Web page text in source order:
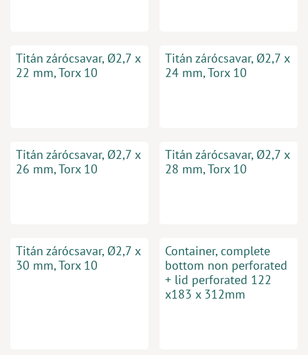
Titán zárócsavar, Ø2,7 x
22 mm, Torx 10
Titán zárócsavar, Ø2,7 x
24 mm, Torx 10
Titán zárócsavar, Ø2,7 x
26 mm, Torx 10
Titán zárócsavar, Ø2,7 x
28 mm, Torx 10
Titán zárócsavar, Ø2,7 x
30 mm, Torx 10
Container, complete
bottom non perforated
+ lid perforated 122
x183 x 312mm